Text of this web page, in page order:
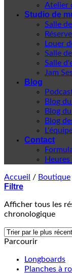
Atelier
Studio de
Salle
Louer
Salle
Salle
Jam
Blog
Blog
Blog
Blog
Contact
Accueil / Boutique
Filtre
Afficher tous les
chronologique
Parcourir
Longboards
Planches à